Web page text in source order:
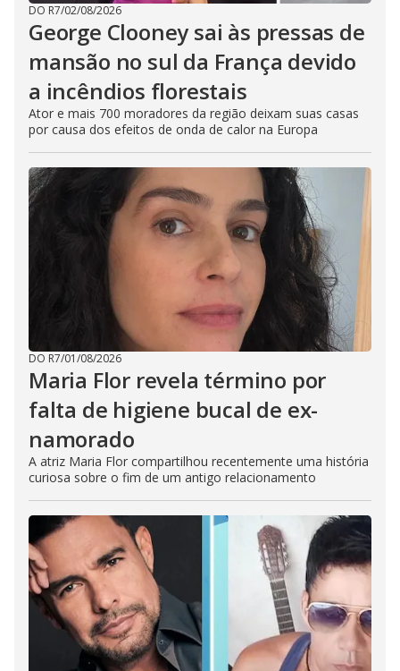
DO R7/02/08/2026
George Clooney sai às pressas de
mansão no sul da França devido
a incêndios florestais
Ator e mais 700 moradores da região deixam suas casas
por causa dos efeitos de onda de calor na Europa
DO R7/01/08/2026
Maria Flor revela término por
falta de higiene bucal de ex-
namorado
A atriz Maria Flor compartilhou recentemente uma história
curiosa sobre o fim de um antigo relacionamento